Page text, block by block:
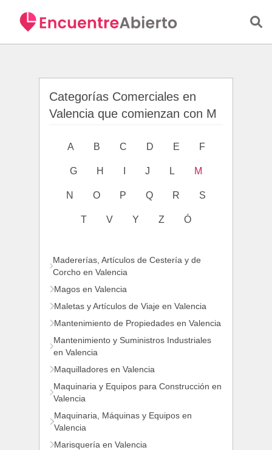
Categorías Comerciales en
Valencia que comienzan con M
A B C D E F
G H J L M
N O P Q R S
T V Y Z Ó
Madererías, Artículos de Cestería y de
Corcho en Valencia
Magos en Valencia
Maletas y Artículos de Viaje en Valencia
Mantenimiento de Propiedades en Valencia
Mantenimiento y Suministros Industriales
en Valencia
Maquilladores en Valencia
Maquinaria y Equipos para Construcción en
Valencia
Maquinaria, Máquinas y Equipos en
Valencia
Marisquería en Valencia